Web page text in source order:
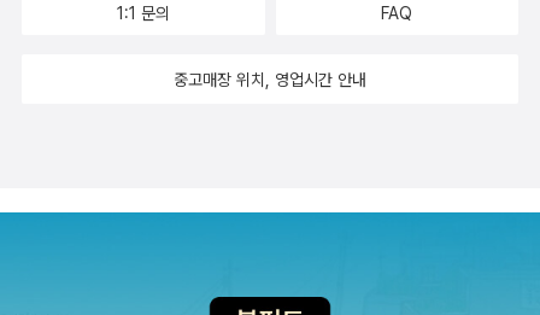
한다.아무도 그래서 그들이 슈퍼히어로들인 것 같다.우리도 가끔
현명한 대처법을 터득하는 것, 그것이 우리를 진정한 수퍼히어로
1:1 문의 FAQ
중고매장 위치, 영업시간 안내